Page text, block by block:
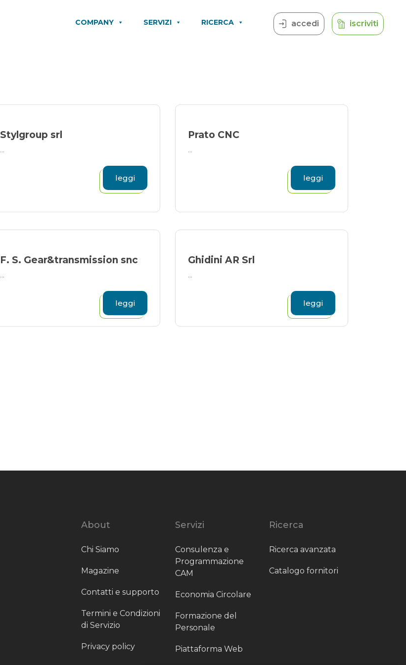
COMPANY SERVIZI RICERCA accedi iscriviti
Stylgroup srl
...
leggi
Prato CNC
...
leggi
F. S. Gear&transmission snc
...
leggi
Ghidini AR Srl
...
leggi
About
Chi Siamo
Magazine
Contatti e supporto
Termini e Condizioni
di Servizio
Privacy policy
Servizi
Consulenza e
Programmazione
CAM
Economia Circolare
Formazione del
Personale
Piattaforma Web
Ricerca
Ricerca avanzata
Catalogo fornitori